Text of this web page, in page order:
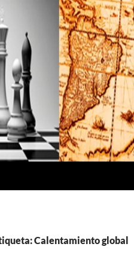
Calentamiento global